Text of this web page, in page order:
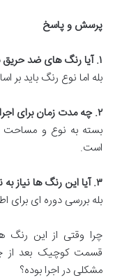
پرسش و پاسخ
۱.آیا رنگ های ضد حریق
بله اما نوع رنگ باید
۲.چه مدت زمان برای
بسته به نوع و مساحت
است.
۳.آیا این رنگ ها نیاز به
بله بررسی دوره ای
چرا وقتی از این رنگ
قسمت کوچیک بعد از
مشکلی در اجرا بوده؟